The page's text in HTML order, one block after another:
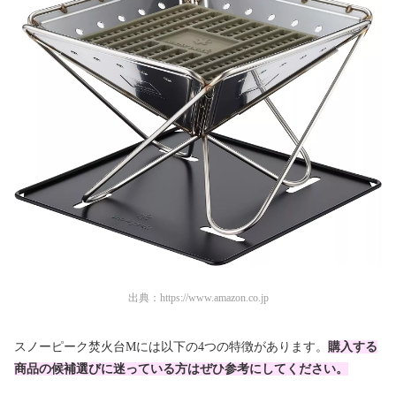
出典： https://www.amazon.co.jp
スノーピーク焚火台Mには以下の4つの特徴があります。 購入する
商品の候補選びに迷っている方はぜひ参考にしてください。